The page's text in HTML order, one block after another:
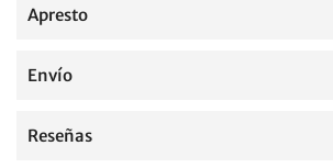
Apresto
Envío
Reseñas